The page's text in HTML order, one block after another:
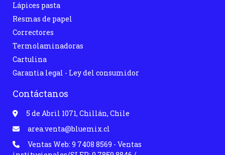
Lápices pasta
Resmas de papel
Correctores
Termolaminadoras
Cartulina
Garantia legal - Ley del consumidor
Contáctanos
5 de Abril 1071, Chillán, Chile
area.venta@bluemix.cl
Ventas Web: 9 7408 8569 - Ventas